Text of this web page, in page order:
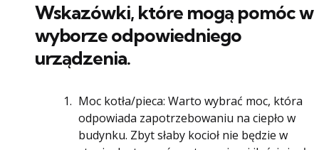
Wskazówki, które mogą pomóc w
wyborze odpowiedniego
urządzenia.
Moc kotła/pieca: Warto wybrać moc, która
odpowiada zapotrzebowaniu na ciepło w
budynku. Zbyt słaby kocioł nie będzie w